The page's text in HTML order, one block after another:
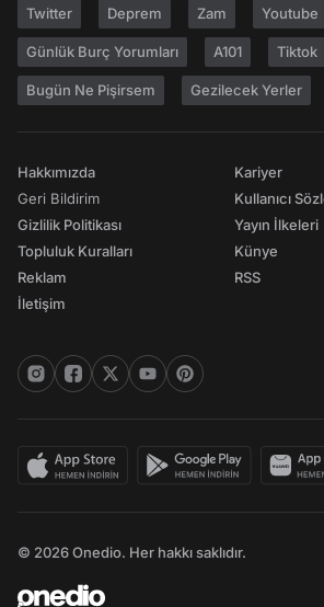
Twitter Deprem Zam Youtube
Günlük Burç Yorumları A101 Tiktok
Bugün Ne Pişirsem Gezilecek Yerler
Hakkımızda
Geri Bildirim
Gizlilik Politikası
Topluluk Kuralları
Reklam
İletişim
Kariyer
Kullanıcı
Yayın İlkeleri
Künye
RSS
© 2026 Onedio. Her hakkı saklıdır.